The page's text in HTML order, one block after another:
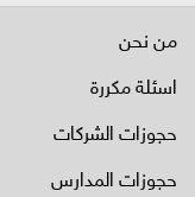
من نحن
اسئلة مكررة
حجوزات الشركات
حجوزات المدارس